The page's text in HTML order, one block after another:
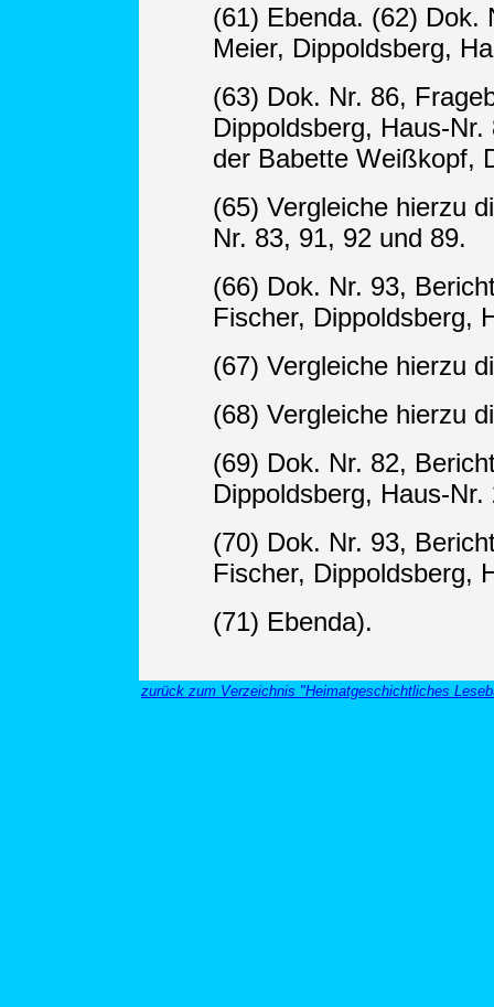
(61) Ebenda. (62) Dok.
Meier, Dippoldsberg,
(63) Dok. Nr. 86,
Dippoldsberg, Haus-
der Babette Weißkopf,
(65) Vergleiche hierzu
Nr. 83, 91, 92 und 89.
(66) Dok. Nr. 93,
Fischer, Dippoldsberg,
(67) Vergleiche hierzu
(68) Vergleiche hierzu
(69) Dok. Nr. 82,
Dippoldsberg, Haus-Nr.
(70) Dok. Nr. 93,
Fischer, Dippoldsberg,
(71) Ebenda).
zurück zum Verzeichnis "Heimatgeschichtliches